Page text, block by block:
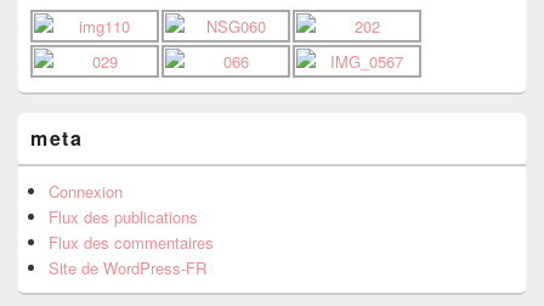
meta
Connexion
Flux des publications
Flux des commentaires
Site de WordPress-FR